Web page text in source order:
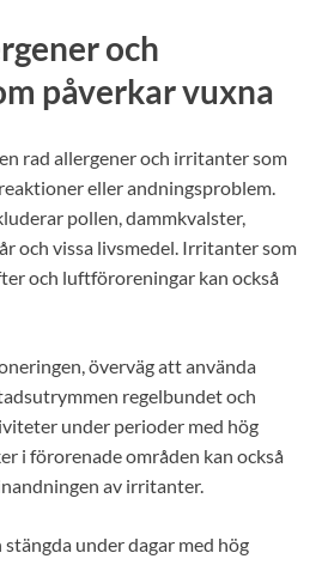
och
påverkar vuxna
rad allergener och irritanter som
eller andningsproblem.
pollen, dammkvalster,
och vissa livsmedel. Irritanter som
och luftföroreningar kan också
överväg att använda
regelbundet och
under perioder med hög
i förorenade områden kan också
av irritanter.
under dagar med hög